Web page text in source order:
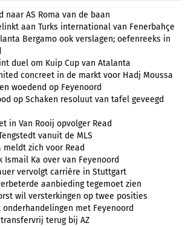
naar AS Roma van de baan
aan Turks international van Fenerbahçe
Bergamo ook verslagen; oefenreeks in
duel om Kuip Cup van Atalanta
concreet in de markt voor Hadj Moussa
woedend op Feyenoord
op Schaken resoluut van tafel geveegd
in Van Rooij opvolger Read
vanuit de MLS
meldt zich voor Read
Ismail Ka over van Feyenoord
vervolgt carrière in Stuttgart
aanbieding tegemoet zien
wil versterkingen op twee posities
met Feyenoord
terug bij AZ